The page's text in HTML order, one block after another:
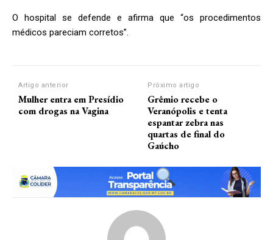
O hospital se defende e afirma que “os procedimentos
médicos pareciam corretos”.
Artigo anterior
Mulher entra em Presídio
com drogas na Vagina
Próximo artigo
Grêmio recebe o
Veranópolis e tenta
espantar zebra nas
quartas de final do
Gaúcho